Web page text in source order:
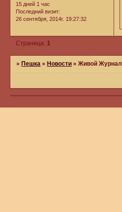
15 дней 1 час
Последний визит:
26 сентября, 2014г. 19:27:32
Страница: 1
» Пешка » Новости »Живой Журнал